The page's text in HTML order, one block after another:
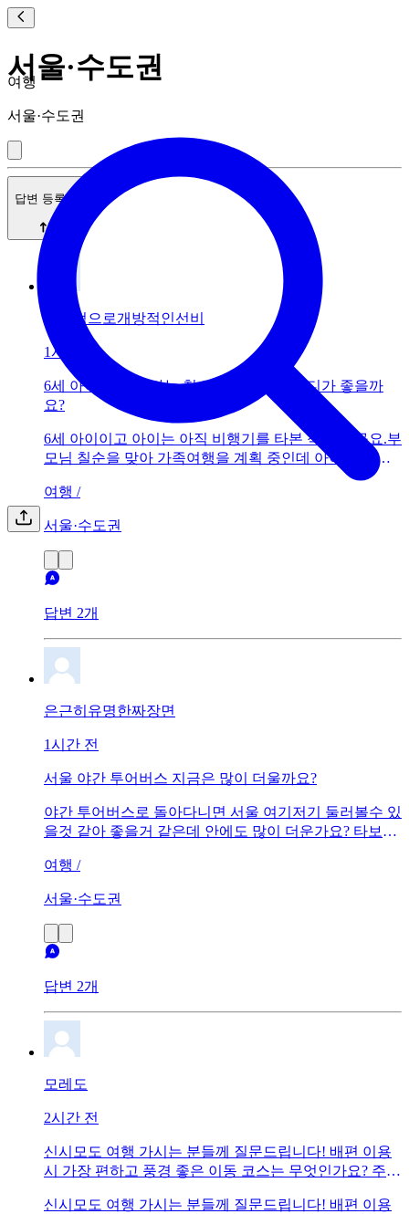
서울·수도권
여행
서울·수도권
답변 등록순
일반적으로개방적인선비
1시간 전
6세 아이와 함께 가는 첫 해외여행지로 어디가 좋을까
요?
6세 아이이고 아이는 아직 비행기를 타본 적이 없구요.부
모님 칠순을 맞아 가족여행을 계획 중인데 아이와 함께
가는 첫 해외 여행지로 어디가 좋을지 추천해 주세요.
여행 /
서울·수도권
답변 2개
은근히유명한짜장면
1시간 전
서울 야간 투어버스 지금은 많이 더울까요?
야간 투어버스로 돌아다니면 서울 여기저기 둘러볼수 있
을것 같아 좋을거 같은데 안에도 많이 더운가요? 타보신
여행 /
서울·수도권
답변 2개
모레도
2시간 전
신시모도 여행 가시는 분들께 질문드립니다! 배편 이용
시 가장 편하고 풍경 좋은 이동 코스는 무엇인가요? 주차
신시모도 여행 가시는 분들께 질문드립니다! 배편 이용